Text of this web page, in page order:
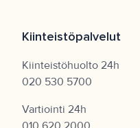
Kiinteistöpalvelut
Kiinteistöhuolto 24h
020 530 5700
Vartiointi 24h